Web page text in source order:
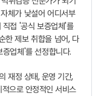
체가 낯설어 어디서부
접 '공식 보증업체'를
한 제보 취합을 넘어, 다
업체'를 선정합니다.
재정 상태, 운영 기간,
으로 안정적인 서비스